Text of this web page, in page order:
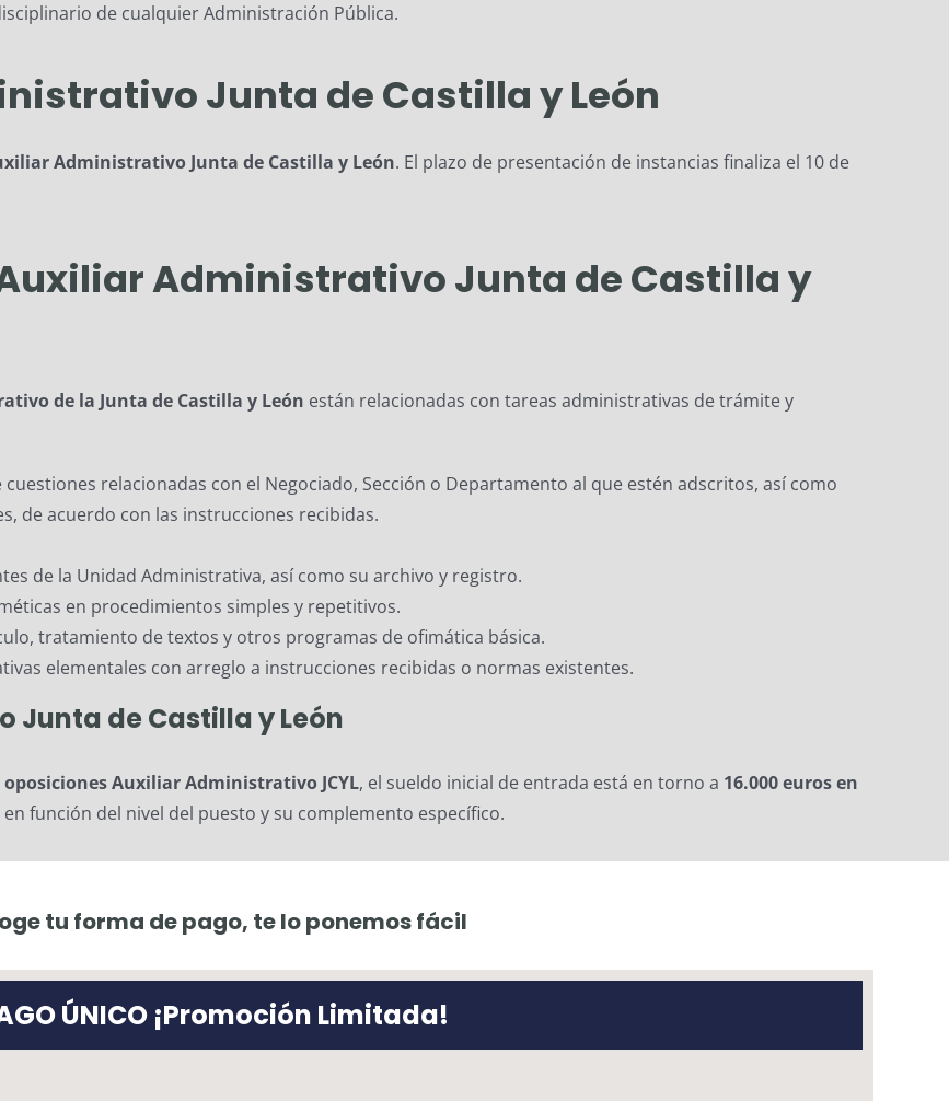
de cualquier Administración Pública.
Junta deCastilla y León
Administrativo Junta de Castilla y León. El plazo de presentación de instancias finaliza el 10 de
Administrativo Junta de Castilla y
de la Junta de Castilla y León están relacionadas con tareas administrativas de trámite y
relacionadas con el Negociado, Sección o Departamento al que estén adscritos, así como
de acuerdo con las instrucciones recibidas.
de la Unidad Administrativa, así como su archivo y registro.
en procedimientos simples y repetitivos.
tratamiento de textos y otros programas de ofimática básica.
elementales con arreglo a instrucciones recibidas o normas existentes.
Junta de Castillay León
oposiciones Auxiliar Administrativo JCYL, el sueldo inicial de entrada está en torno a 16.000 euros en
función del nivel del puesto y su complemento específico.
tu forma de pago, te lo ponemos fácil
ÚNICO ¡Promoción Limitada!